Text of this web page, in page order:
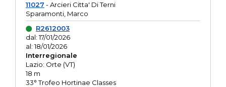
11027 - Arcieri Citta' Di Terni
Sparamonti, Marco
R2612003
dal: 17/01/2026
al: 18/01/2026
Interregionale
Lazio: Orte (VT)
18 m
33° Trofeo Hortinae Classes